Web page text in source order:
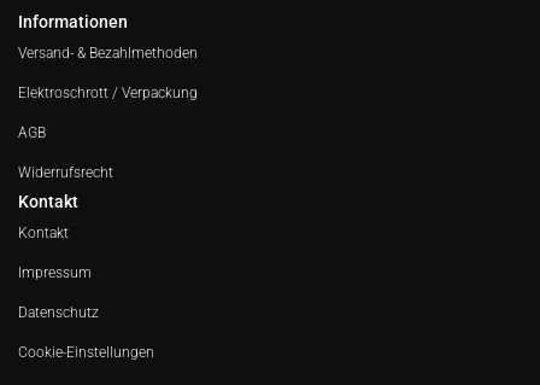
Informationen
Versand- & Bezahlmethoden
Elektroschrott / Verpackung
AGB
Widerrufsrecht
Kontakt
Kontakt
Impressum
Datenschutz
Cookie-Einstellungen